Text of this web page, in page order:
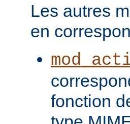
Les autres
en
fonction